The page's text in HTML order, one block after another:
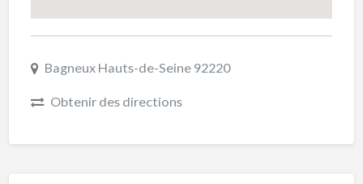
Bagneux Hauts-de-Seine 92220
Obtenir des directions